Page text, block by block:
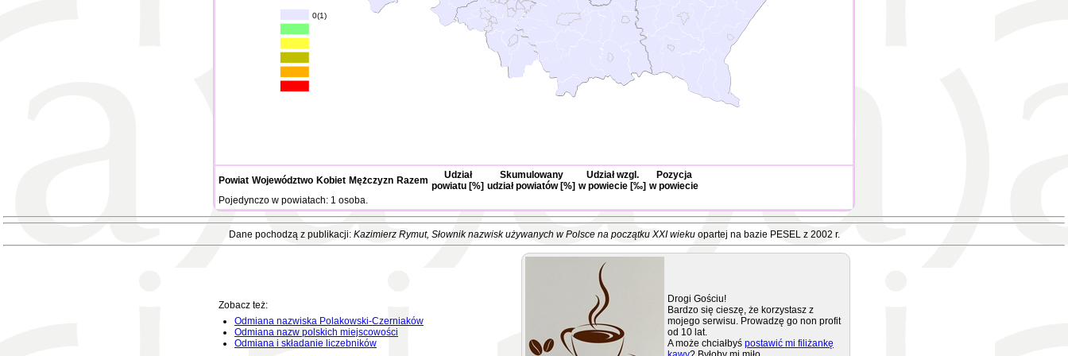
0(1)
Powiat Województwo Kobiet Mężczyzn Razem
Udział
powiatu [%]
Skumulowany
udział powiatów [%]
Udział wzgl.
w powiecie [‰]
Pozycja
w powiecie
Pojedynczo w powiatach: 1 osoba.
Dane pochodzą z publikacji: Kazimierz Rymut, Słownik nazwisk używanych w Polsce na początku XXI wiekuopartej na bazie PESEL z 2002 r.
Zobacz też:
Odmiana nazwiska Polakowski-Czerniaków
Odmiana nazw polskich miejscowości
Odmiana i składanie liczebników
Drogi Gościu!
Bardzo się cieszę, że korzystasz z
mojego serwisu. Prowadzę go non profit
od 10 lat.
A może chciałbyś postawić mi filiżankę